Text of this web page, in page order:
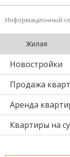
Информационный
Жилая
Новостройки
Продажа
Аренда
Квартиры на